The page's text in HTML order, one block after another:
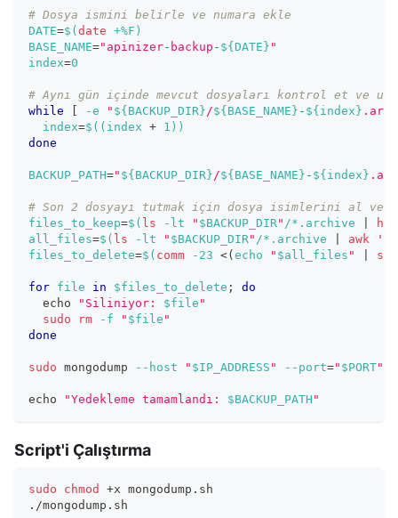
# Dosya ismini belirle ve numara ekle
DATE=$(date +%F )
BASE_NAME="apinizer-backup- ${DATE} "
index=0
# Aynı gün içinde mevcut dosyaları kontrol et ve
while
[ -e " ${BACKUP_DIR} /${BASE_NAME} - ${index}
index=$(( index + 1 ))
done
BACKUP_PATH=" ${BACKUP_DIR} /${BASE_NAME} - ${index}
# Son 2 dosyayı tutmak için dosya isimlerini al ve
files_to_keep=$( ls -lt " $BACKUP_DIR " /*.archive
all_files=$( ls -lt " $BACKUP_DIR " /*.archive awk
files_to_delete=$( comm -23 <(echo " $all_files "
for file in $files_to_delete ;
do
echo
"Siliniyor: $file "
sudo
rm -f " $file "
done
sudo mongodump --host " $IP_ADDRESS " --port=" $PORT"
echo "Yedekleme tamamlandı: $BACKUP_PATH "
Script'i Çalıştırma
sudo chmod
+x mongodump.sh
./mongodump.sh